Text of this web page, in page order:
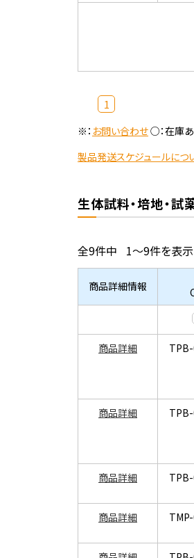
1
※： お問い合わせ○：在庫
製品発送スケジュールにつ
生体試料・培地・試
全9件中 1～9件を表示
商品詳細情報
商品詳細
商品詳細
商品詳細
商品詳細